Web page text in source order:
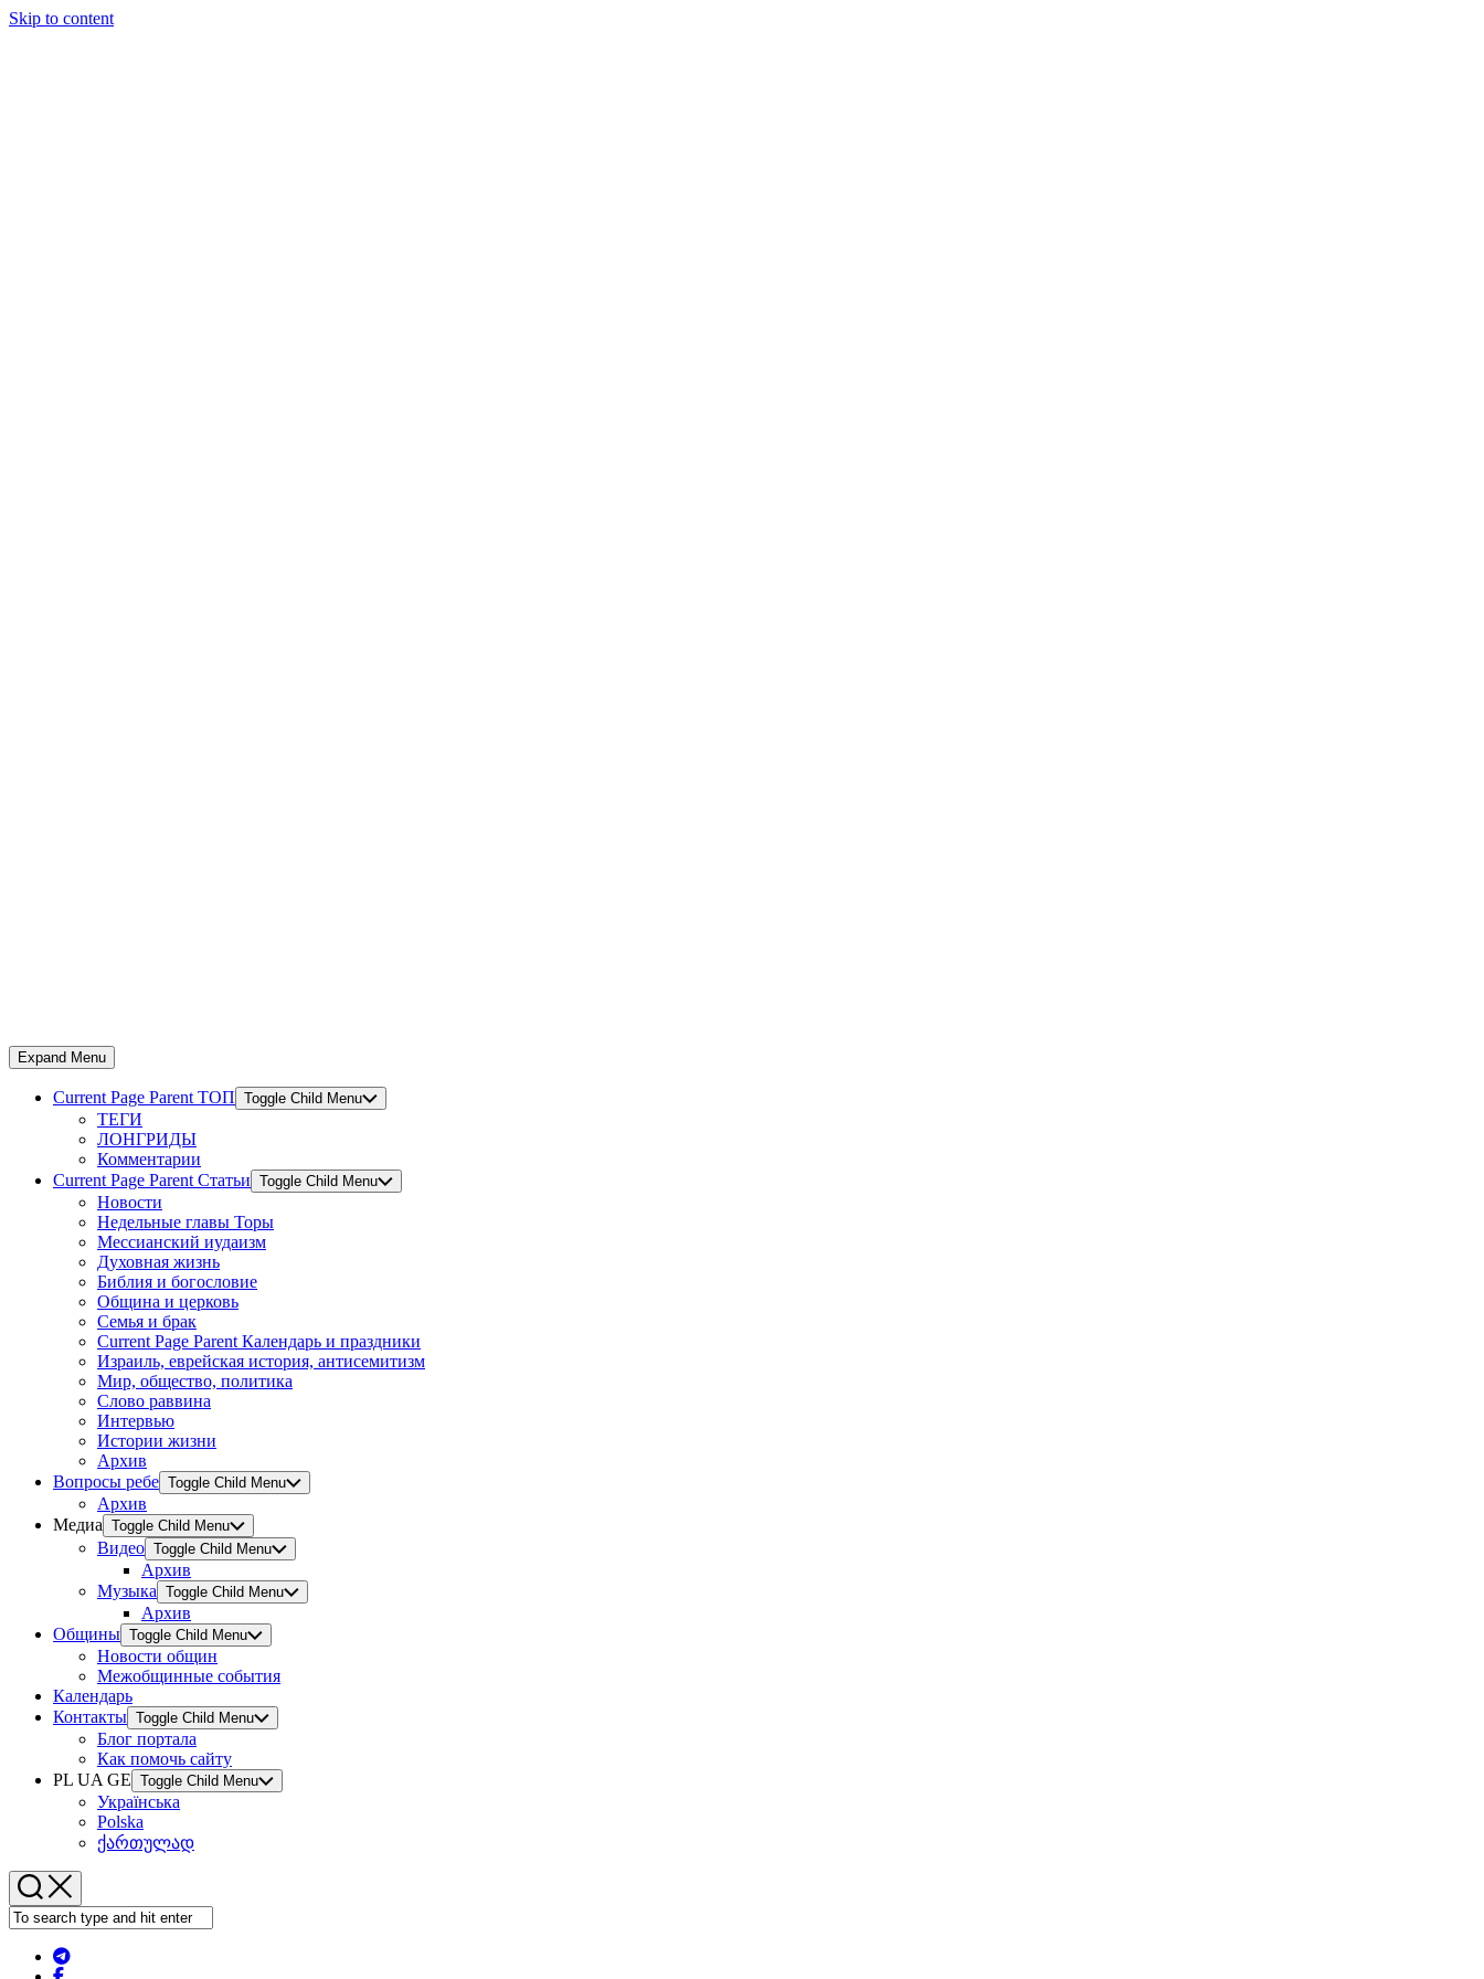
Skip to content
Expand Menu
Current Page Parent ТОП Toggle Child Menu
ТЕГИ
ЛОНГРИДЫ
Комментарии
Current Page Parent Статьи Toggle Child Menu
Новости
Недельные главы Торы
Мессианский иудаизм
Духовная жизнь
Библия и богословие
Община и церковь
Семья и брак
Current Page Parent Календарь и праздники
Израиль, еврейская история, антисемитизм
Мир, общество, политика
Слово раввина
Интервью
Истории жизни
Архив
Вопросы ребе Toggle Child Menu
Архив
Медиа Toggle Child Menu
Видео Toggle Child Menu
Архив
Музыка Toggle Child Menu
Архив
Общины Toggle Child Menu
Новости общин
Межобщинные события
Календарь
Контакты Toggle Child Menu
Блог портала
Как помочь сайту
PL UA GE Toggle Child Menu
Українська
Polska
ქართულად